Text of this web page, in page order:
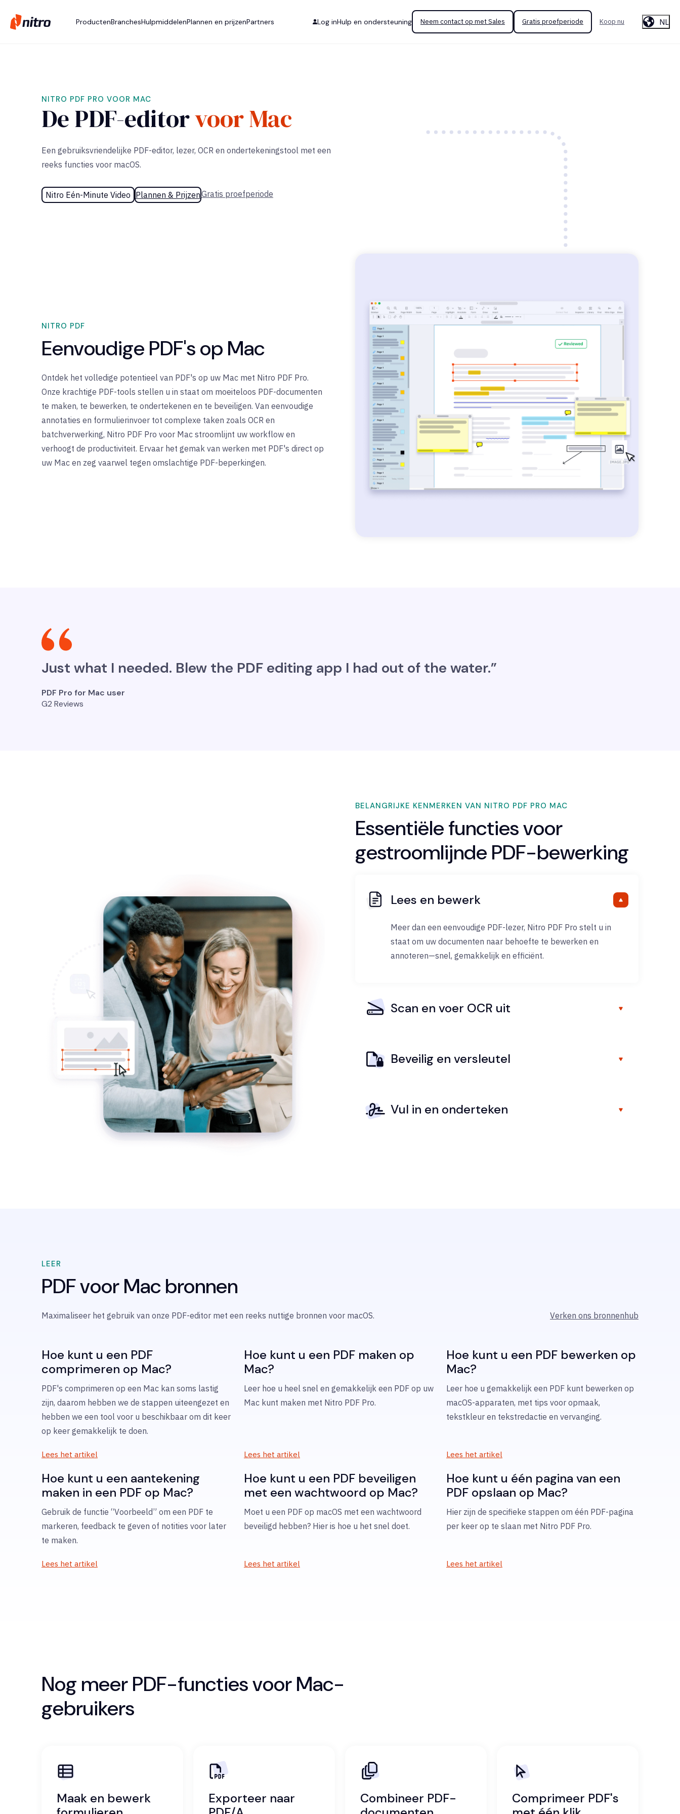
ProductenBranchesHulpmiddelenPlannen en prijzenPartners Log inHulp en ondersteuning Neem contact op met Sales Gratis proefperiode Koop nu NL
NITRO PDF PRO VOOR MAC
De PDF-editorvoor Mac
Een gebruiksvriendelijke PDF-editor, lezer, OCR en ondertekeningstool met een
reeks functies voor macOS.
Nitro Eén-Minute Video Plannen & PrijzenGratis proefperiode
NITRO PDF
Eenvoudige PDF's op Mac
Ontdek het volledige potentieel van PDF's op uw Mac met Nitro PDF Pro.
Onze krachtige PDF-tools stellen u in staat om moeiteloos PDF-documenten
te maken, te bewerken, te ondertekenen en te beveiligen. Van eenvoudige
annotaties en formulierinvoer tot complexe taken zoals OCR en
batchverwerking, Nitro PDF Pro voor Mac stroomlijnt uw workflow en
verhoogt de productiviteit. Ervaar het gemak van werken met PDF's direct op
uw Mac en zeg vaarwel tegen omslachtige PDF-beperkingen.
Just what I needed. Blew the PDF editing app I had out of the water.”
PDF Pro for Mac user
G2 Reviews
BELANGRIJKE KENMERKEN VAN NITRO PDF PRO MAC
Essentiële functiesvoor
gestroomlijnde PDF-bewerking
Lees en bewerk
Meer dan een eenvoudige PDF-lezer, Nitro PDF Pro stelt u in
staat om uw documenten naar behoefte te bewerken en
annoteren—snel, gemakkelijk en efficiënt.
Scan en voer OCR uit
Beveilig en versleutel
Vul in en onderteken
LEER
PDF voor Mac bronnen
Maximaliseer het gebruik van onze PDF-editor met een reeks nuttige bronnen voor macOS. Verken ons bronnenhub
Hoe kunt u een PDF
comprimeren op Mac?
PDF's comprimeren op een Mac kan soms lastig
zijn, daarom hebben we de stappen uiteengezet en
hebben we een tool voor u beschikbaar om dit keer
op keer gemakkelijk te doen.
Lees het artikel
Hoe kunt u een PDF maken op
Mac?
Leer hoe u heel snel en gemakkelijk een PDF op uw
Mac kunt maken met Nitro PDF Pro.
Lees het artikel
Hoe kunt u een PDF bewerken op
Mac?
Leer hoe u gemakkelijk een PDF kunt bewerken op
macOS-apparaten, met tips voor opmaak,
tekstkleur en tekstredactie en vervanging.
Lees het artikel
Hoe kunt u een aantekening
maken in een PDF op Mac?
Gebruik de functie “Voorbeeld” om een PDF te
markeren, feedback te geven of notities voor later
te maken.
Lees het artikel
Hoe kunt u een PDF beveiligen
met een wachtwoord op Mac?
Moet u een PDF op macOS met een wachtwoord
beveiligd hebben? Hier is hoe u het snel doet.
Lees het artikel
Hoe kunt u één pagina van een
PDF opslaan op Mac?
Hier zijn de specifieke stappen om één PDF-pagina
per keer op te slaan met Nitro PDF Pro.
Lees het artikel
Nog meer PDF-functies voor Mac-
gebruikers
Maak en bewerk
Exporteer naar
Combineer PDF-
Comprimeer PDF's